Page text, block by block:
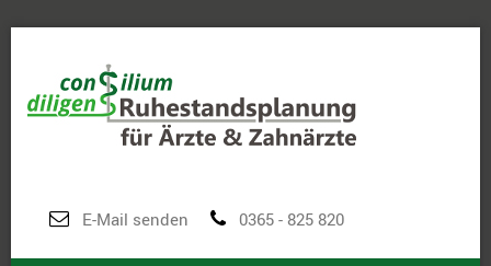
0365 - 825 820
E-Mail senden